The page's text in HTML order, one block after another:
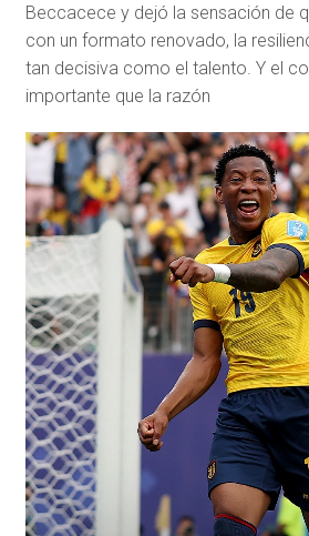
Beccacece y dejó la sensación de
con un formato renovado, la
tan decisiva como el talento. Y el
importante que la razón